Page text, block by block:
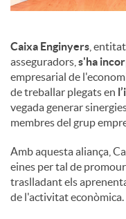
u
t
s
Caixa Enginyers ,
asseguradors, s'ha
empresarial de
de treballar plegats en
vegada generar
membres del grup
Amb aquesta aliança,
eines per tal de
traslladant els
de l'activitat econòmica.